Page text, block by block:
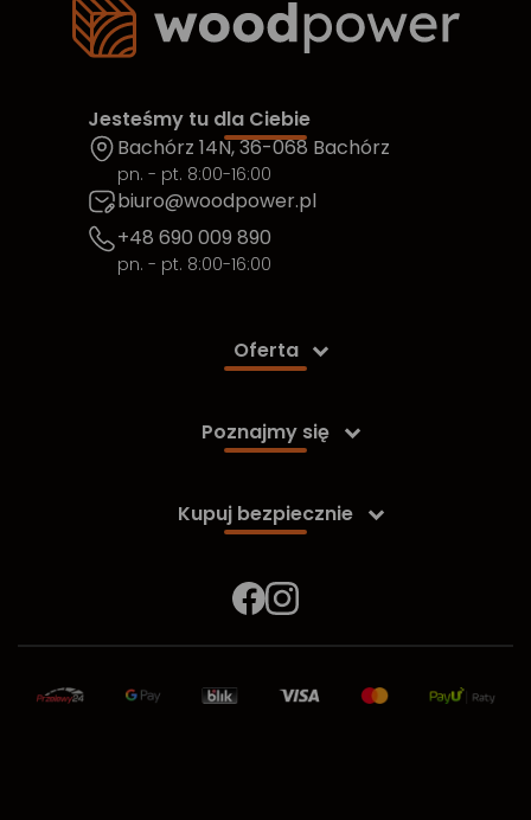
Jesteśmy tu dla Ciebie
Bachórz 14N, 36-068 Bachórz
pn. - pt. 8:00-16:00
biuro@woodpower.pl
+48 690 009 890
pn. - pt. 8:00-16:00
Oferta 
Poznajmy się 
Kupuj bezpiecznie 